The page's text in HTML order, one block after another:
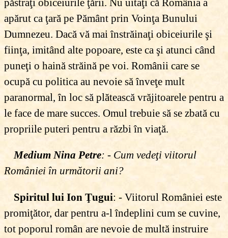
apărut ca ţară pe Pământ prin Voinţa Bunului
Dumnezeu. Dacă vă mai înstrăinaţi obiceiurile şi
fiinţa, imitând alte popoare, este ca şi atunci când
puneţi o haină străină pe voi. Românii care se
ocupă cu politica au nevoie să înveţe mult
paranormal, în loc să plătească vrăjitoarele pentru a
le face de mare succes. Omul trebuie să se zbată cu
propriile puteri pentru a răzbi în viaţă.
Medium Nina Petre: - Cum vedeţi viitorul
României în următorii ani?
Spiritul lui Ion Ţugui: - Viitorul României este
promiţător, dar pentru a-l îndeplini cum se cuvine,
tot poporul român are nevoie de multă instruire